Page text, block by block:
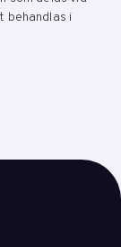
behandlas i